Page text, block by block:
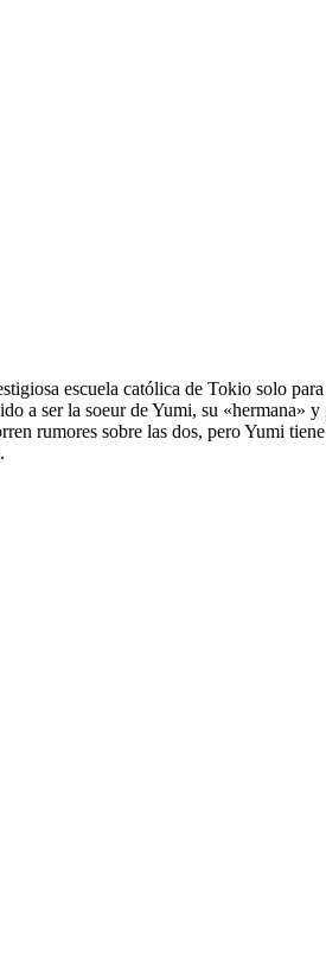
escuela católica de Tokio solo
a ser la soeur de Yumi, su «hermana»
rumores sobre las dos, pero Yumi